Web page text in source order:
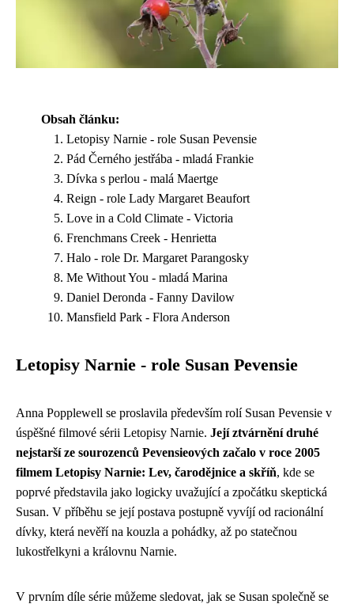
Obsah článku:
Letopisy Narnie - role Susan Pevensie
Pád Černého jestřába - mladá Frankie
Dívka s perlou - malá Maertge
Reign - role Lady Margaret Beaufort
Love in a Cold Climate - Victoria
Frenchmans Creek - Henrietta
Halo - role Dr. Margaret Parangosky
Me Without You - mladá Marina
Daniel Deronda - Fanny Davilow
Mansfield Park - Flora Anderson
Letopisy Narnie - role Susan Pevensie
Anna Popplewell se proslavila především rolí Susan Pevensie v
úspěšné filmové sérii Letopisy Narnie. Její ztvárnění druhé
nejstarší ze sourozenců Pevensieových začalo v roce 2005
filmem Letopisy Narnie: Lev, čarodějnice a skříň, kde se
poprvé představila jako logicky uvažující a zpočátku skeptická
Susan. V příběhu se její postava postupně vyvíjí od racionální
dívky, která nevěří na kouzla a pohádky, až po statečnou
lukostřelkyni a královnu Narnie.
V prvním díle série můžeme sledovat, jak se Susan společně se